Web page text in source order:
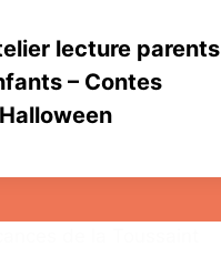
lecture parents
– Contes